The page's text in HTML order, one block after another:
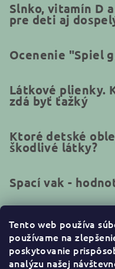
Tento web používa
používame na
poskytovanie
analýzu našej
Slnko, vitamín D
pre deti aj
Ocenenie "Spiel
Látkové plienky.
zdá byť ťažký
Ktoré detské
škodlivé látky?
Spací vak -
Kontakt